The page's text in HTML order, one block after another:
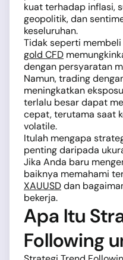
kuat terhadap inflasi,
geopolitik, dan
keseluruhan.
Tidak seperti
gold CFD
dengan persyaratan
Namun, trading
meningkatkan
terlalu besar dapat
cepat, terutama saat
volatile.
Itulah mengapa
penting daripada
Jika Anda baru
baiknya memahami
XAUUSDdan
bekerja.
Apa Itu
Following